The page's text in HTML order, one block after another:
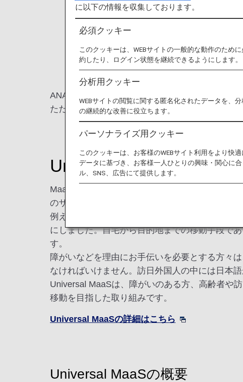
ANAは、障がいのある方、高齢者や訪日外国人
ただくためにUniversal MaaSを推進しています。
Universal MaaS（ユニ
MaaS（マース）とは、Mobility as a Serviceの
のサービスとして捉え、ルート検索から支払い
例えば、東京から京都に旅行するとしましょう
にしました。自宅から目的地までの移動手段で
す。
障がいなどを理由にお手伝いを必要とする方々
なければいけません。訪日外国人の中には日本
Universal MaaSは、障がいのある方、高齢者や
移動を目指した取り組みです。
Universal MaaSの詳細はこちら
Universal MaaSの概要
に以下の情報を収集しております。
必須クッキー
このクッキーは、WEBサイトの一般的な動作のため
約したり、ログイン状態を継続できるようにします。
分析用クッキー
WEBサイトの閲覧に関する匿名化されたデータを、
の継続的な改善に役立ちます。
パーソナライズ用クッキー
このクッキーは、お客様のWEBサイト利用をより快
データに基づき、お客様一人ひとりの興味・関心に
ル、SNS、広告にて提供します。